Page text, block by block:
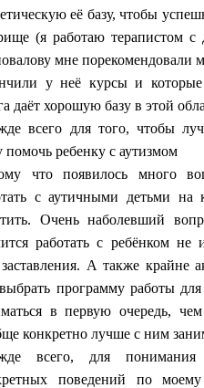
её базу, чтобы
(я работаю терапистом
мне порекомендовали
у неё курсы и
даёт хорошую базу в этой
всего для того, чтобы
помочь ребенку с аутизмом
что появилось много
с аутичными детьми на
Очень наболевший
работать с ребёнком не
А также крайне
программу работы
в первую очередь,
конкретно лучше с ним
всего, для
поведений по